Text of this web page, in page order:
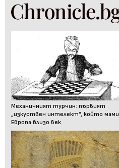
Механичният турчин: първият
„изкуствен интелект“, който мами
Европа близо век